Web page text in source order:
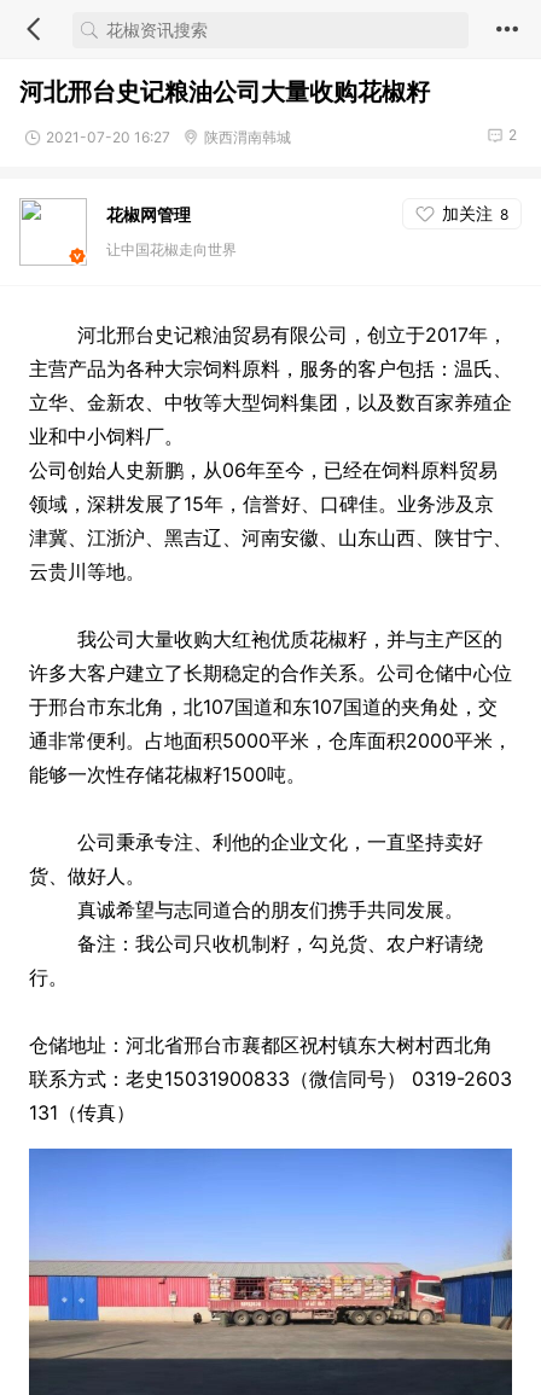
河北邢台史记粮油公司大量收购花椒籽
2021-07-20 16:27 陕西渭南韩城 2
花椒网管理 加关注 8
让中国花椒走向世界
河北邢台史记粮油贸易有限公司，创立于2017年，
主营产品为各种大宗饲料原料，服务的客户包括：温氏、
立华、金新农、中牧等大型饲料集团，以及数百家养殖企
业和中小饲料厂。
公司创始人史新鹏，从06年至今，已经在饲料原料贸易
领域，深耕发展了15年，信誉好、口碑佳。业务涉及京
津冀、江浙沪、黑吉辽、河南安徽、山东山西、陕甘宁、
云贵川等地。
我公司大量收购大红袍优质花椒籽，并与主产区的
许多大客户建立了长期稳定的合作关系。公司仓储中心位
于邢台市东北角，北107国道和东107国道的夹角处，交
通非常便利。占地面积5000平米，仓库面积2000平米，
能够一次性存储花椒籽1500吨。
公司秉承专注、利他的企业文化，一直坚持卖好
货、做好人。
真诚希望与志同道合的朋友们携手共同发展。
备注：我公司只收机制籽，勾兑货、农户籽请绕
行。
仓储地址：河北省邢台市襄都区祝村镇东大树村西北角
联系方式：老史15031900833（微信同号） 0319-2603
131（传真）